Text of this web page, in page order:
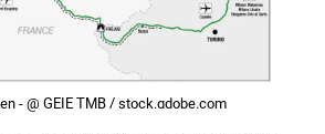
- @ GEIE TMB / stock.adobe.com